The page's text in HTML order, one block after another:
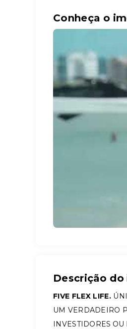
Conheça o
Descrição
FIVE FLEX LIFE.
UM VERDADEIRO
INVESTIDORES